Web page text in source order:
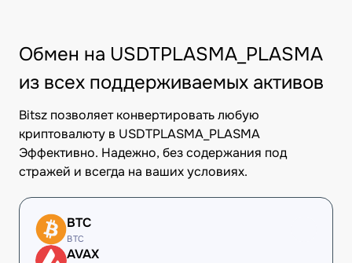
Обмен на USDTPLASMA_PLASMA
из всех поддерживаемых активов
Bitsz позволяет конвертировать любую
криптовалюту в USDTPLASMA_PLASMA
Эффективно. Надежно, без содержания под
стражей и всегда на ваших условиях.
BTC
BTC
AVAX